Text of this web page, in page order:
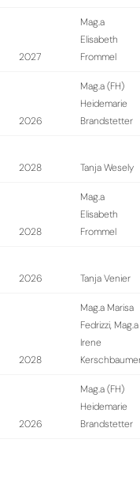
2027
Mag.a
Elisabeth
Frommel
2026
Mag.a (FH)
Heidemarie
Brandstetter
2028 Tanja Wesely
2028
Mag.a
Elisabeth
Frommel
2026 Tanja Venier
2028
Mag.a Marisa
Fedrizzi, Mag.a
Irene
2026
Mag.a (FH)
Heidemarie
Brandstetter